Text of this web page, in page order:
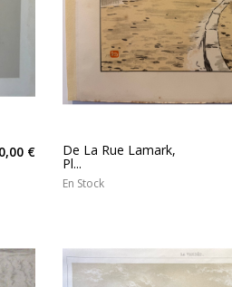
€ De La Rue Lamark,
Pl...
En Stock